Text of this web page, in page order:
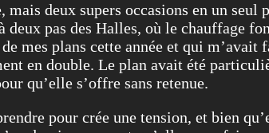
mais deux supers occasions en un
deux pas des Halles, où le chauffage
mes plans cette année et qui
en double. Le plan avait été
qu’elle s’offre sans retenue.
pour crée une tension, et bien